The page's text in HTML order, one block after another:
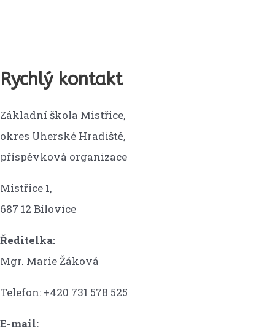
Rychlý kontakt
Základní škola Mistřice,
okres Uherské Hradiště,
příspěvková organizace
Mistřice 1,
687 12 Bílovice
Ředitelka:
Mgr. Marie Žáková
Telefon: +420 731 578 525
E-mail: